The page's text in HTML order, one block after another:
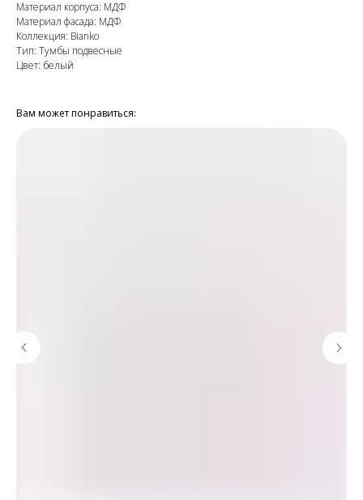
Материал корпуса: МДФ
Материал фасада: МДФ
Коллекция: Bianko
Тип: Тумбы подвесные
Цвет: белый
Вам может понравиться: